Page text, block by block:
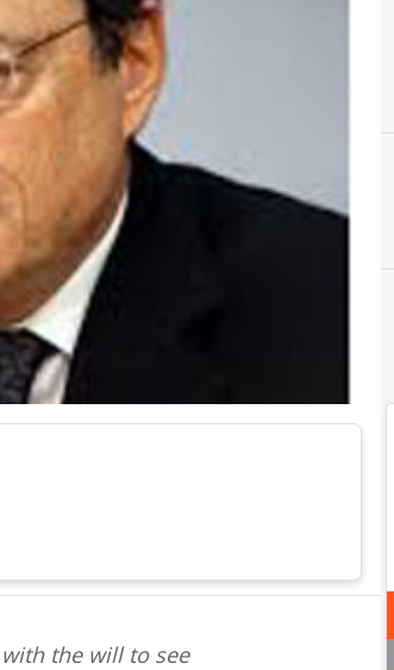
with the will to see
banche
Fintech -